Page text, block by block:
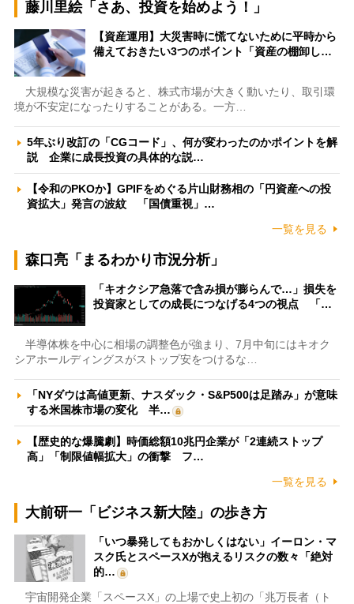
藤川里絵「さあ、投資を始めよう！」
【資産運用】大災害時に慌てないために平時から
備えておきたい3つのポイント「資産の棚卸し…
大規模な災害が起きると、株式市場が大きく動いたり、取引環
境が不安定になったりすることがある。一方…
5年ぶり改訂の「CGコード」、何が変わったのかポイントを解
説 企業に成長投資の具体的な説…
【令和のPKOか】GPIFをめぐる片山財務相の「円資産への投
資拡大」発言の波紋 「国債重視」…
一覧を見る
森口亮「まるわかり市況分析」
「キオクシア急落で含み損が膨らんで…」損失を
投資家としての成長につなげる4つの視点 「…
半導体株を中心に相場の調整色が強まり、7月中旬にはキオク
シアホールディングスがストップ安をつけるな…
「NYダウは高値更新、ナスダック・S&P500は足踏み」が意味
する米国株市場の変化 半…
【歴史的な爆騰劇】時価総額10兆円企業が「2連続ストップ
高」「制限値幅拡大」の衝撃 フ…
一覧を見る
大前研一「ビジネス新大陸」の歩き方
「いつ暴発してもおかしくはない」イーロン・マ
スク氏とスペースXが抱えるリスクの数々「絶対
的…
宇宙開発企業「スペースX」の上場で史上初の「兆万長者（ト